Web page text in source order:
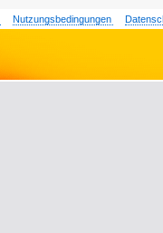
Nutzungsbedingungen